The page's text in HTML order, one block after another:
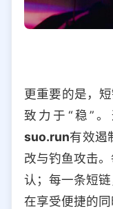
更重要的是，
致力于“稳”
suo.run有效遏
改与钓鱼攻击
认；每一条短
在享受便捷的同